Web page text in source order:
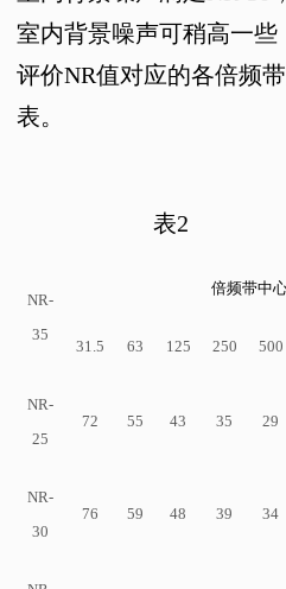
室内背景噪声可稍高一些
评价NR值对应的各倍频
表。
表2
NR-
35
倍频带中
31.5 63 125 250 500
NR-
25
72 55 43 35 29
NR-
30
76 59 48 39 34